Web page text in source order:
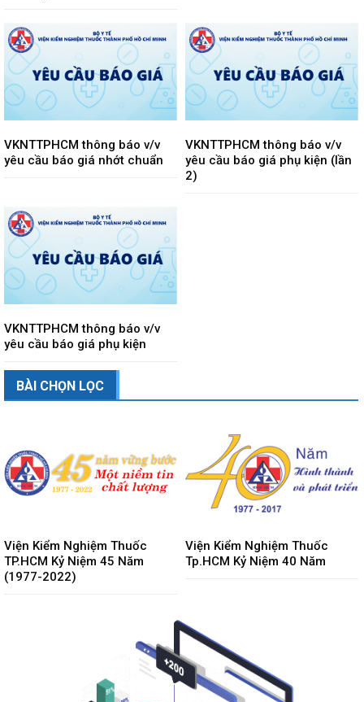
VKNTTPHCM thông báo v/v
yêu cầu báo giá nhớt chuẩn
VKNTTPHCM thông báo v/v
yêu cầu báo giá phụ kiện (lần
2)
VKNTTPHCM thông báo v/v
yêu cầu báo giá phụ kiện
BÀI CHỌN LỌC
Viện Kiểm Nghiệm Thuốc
TP.HCM Kỷ Niệm 45 Năm
(1977-2022)
Viện Kiểm Nghiệm Thuốc
Tp.HCM Kỷ Niệm 40 Năm